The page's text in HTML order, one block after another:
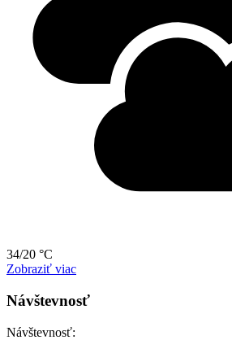
34/20 °C
Zobraziť viac
Návštevnosť
Návštevnosť: